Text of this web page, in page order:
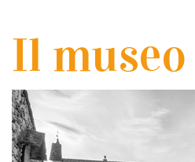
Il museo